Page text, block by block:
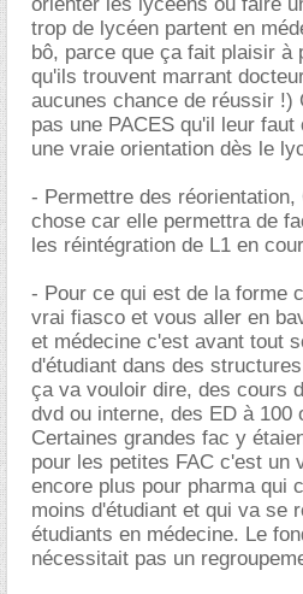
trop de lycéen partent en
bô, parce que ça fait plaisir à
qu'ils trouvent marrant
aucunes chance de réussir !)
pas une PACES qu'il leur
une vraie orientation dès le
- Permettre des réorientation,
chose car elle permettra de
les réintégration de L1 en
- Pour ce qui est de la forme
vrai fiasco et vous aller en
et médecine c'est avant tout
d'étudiant dans des
ça va vouloir dire, des cours
dvd ou interne, des ED à 100
Certaines grandes fac y
pour les petites FAC c'est un
encore plus pour pharma qui
moins d'étudiant et qui va se
étudiants en médecine. Le
nécessitait pas un